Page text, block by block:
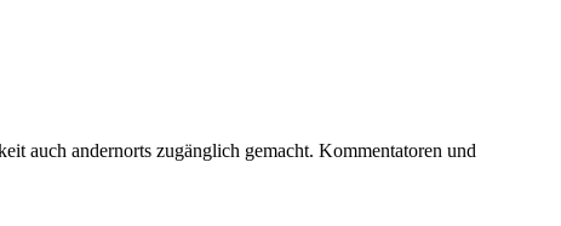
auch andernorts zugänglich gemacht. Kommentatoren und